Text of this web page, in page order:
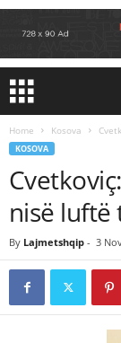
Home Kosova
KOSOVA
nisë luftë
By Lajmetshqip - 3